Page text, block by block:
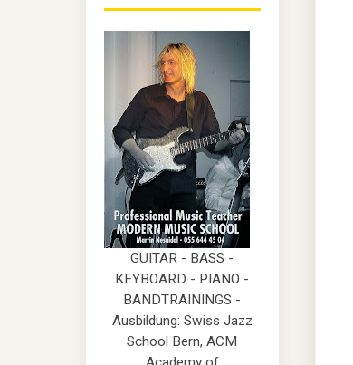
GUITAR - BASS -
KEYBOARD - PIANO -
BANDTRAININGS -
Ausbildung: Swiss Jazz
School Bern, ACM